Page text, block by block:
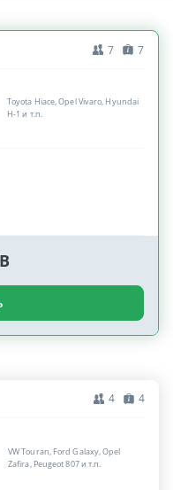
7 7
Toyota Hiace, Opel Vivaro, Hyundai
H-1 и т.п.
4 4
VW Touran, Ford Galaxy, Opel
Zafira, Peugeot 807 и т.п.